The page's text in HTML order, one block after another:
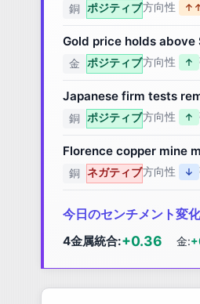
銅 ポジティブ方向性
Gold price holds
金 ポジティブ方向性 ↑
Japanese firm tests
銅 ポジティブ方向性 ↑
Florence copper mine
銅 ネガティブ方向性 ↓
今日のセンチメント変化
4金属統合:+0.36 金: